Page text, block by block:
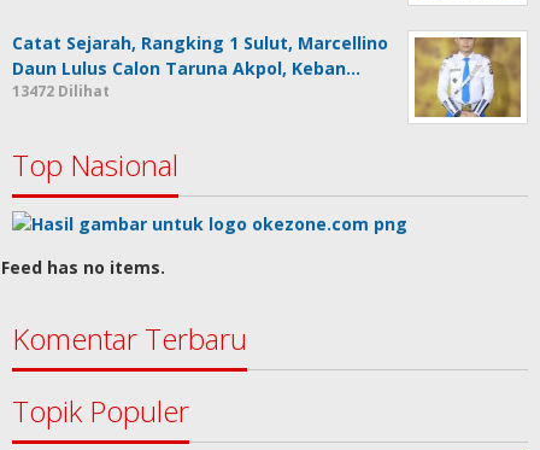
Catat Sejarah, Rangking 1 Sulut, Marcellino
Daun Lulus Calon Taruna Akpol, Keban…
13472 Dilihat
Top Nasional
Feed has no items.
Komentar Terbaru
Topik Populer